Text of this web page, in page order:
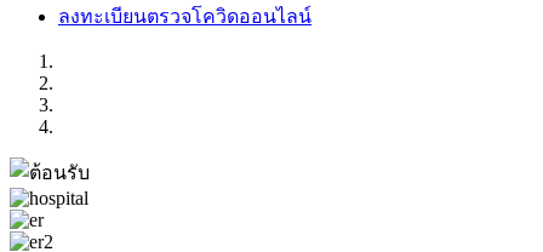
ลงทะเบียนตรวจโควิดออนไลน์